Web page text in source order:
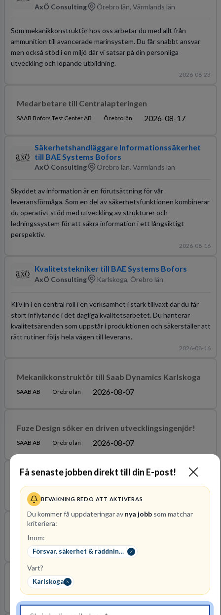
Få senaste jobben direkt till din E-post!
BEVAKNING REDO ATT AKTIVERAS
Du kommer få uppdateringar av nya jobb som matchar
kriteriera:
Inom:
Försvar, säkerhet & räddningstjänst
Vart?
Karlskoga
AxÖ Consulting Örebro län, Värmlands län
Som mekanikkonstruktör hos oss arbetar du med allt från
ammunition till avancerade marinsystem. Du får snabbt ansvar
men också stöd i en miljö där vi satsar på din personliga
utveckling och löpande utbildning.
2026-08-23
Medarbetare till Centralapteringen
SAAB Bofors Test Center AB Örebro län 2026-08-17
Säkerhetshandläggare Informationssäkerhet
till BAE Systems Bofors
AxÖ Consulting Örebro län, Värmlands län
Skyddet av information är en förutsättning för vår
leveransförmåga. Som en del av säkerhetsfunktionen kombinerar
du operativt stöd med utveckling av strukturer och
ledningssystem för att säkra information i ett långsiktigt
perspektiv.
2026-08-16
Kvalitetstekniker till BAE Systems Bofors
AxÖ Consulting Karlskoga, Örebro län
Kliv in i en central roll i en verksamhet i stark tillväxt där du får
stort inflytande i det dagliga kvalitetsarbetet. Du hanterar
kvalitetsärenden som uppstår i produktionen och säkerställer att
rätt rutiner följs hela vägen till leverans.
2026-08-16
Mekanikkonstruktör till Saab Dynamics Karlskoga
SAAB AB Örebro län 2026-08-07
Fuze Design söker en driven utvecklingsingenjör!
SAAB AB Örebro län 2026-08-07
Systemsäkerhetsingenjör till försvarsindustrin
Framtiden i Sverige AB
SAAB AB Örebro län 2026-08-07
Servicetekniker
OnePartnerGroup Mitt AB Örebro län 2026-08-11